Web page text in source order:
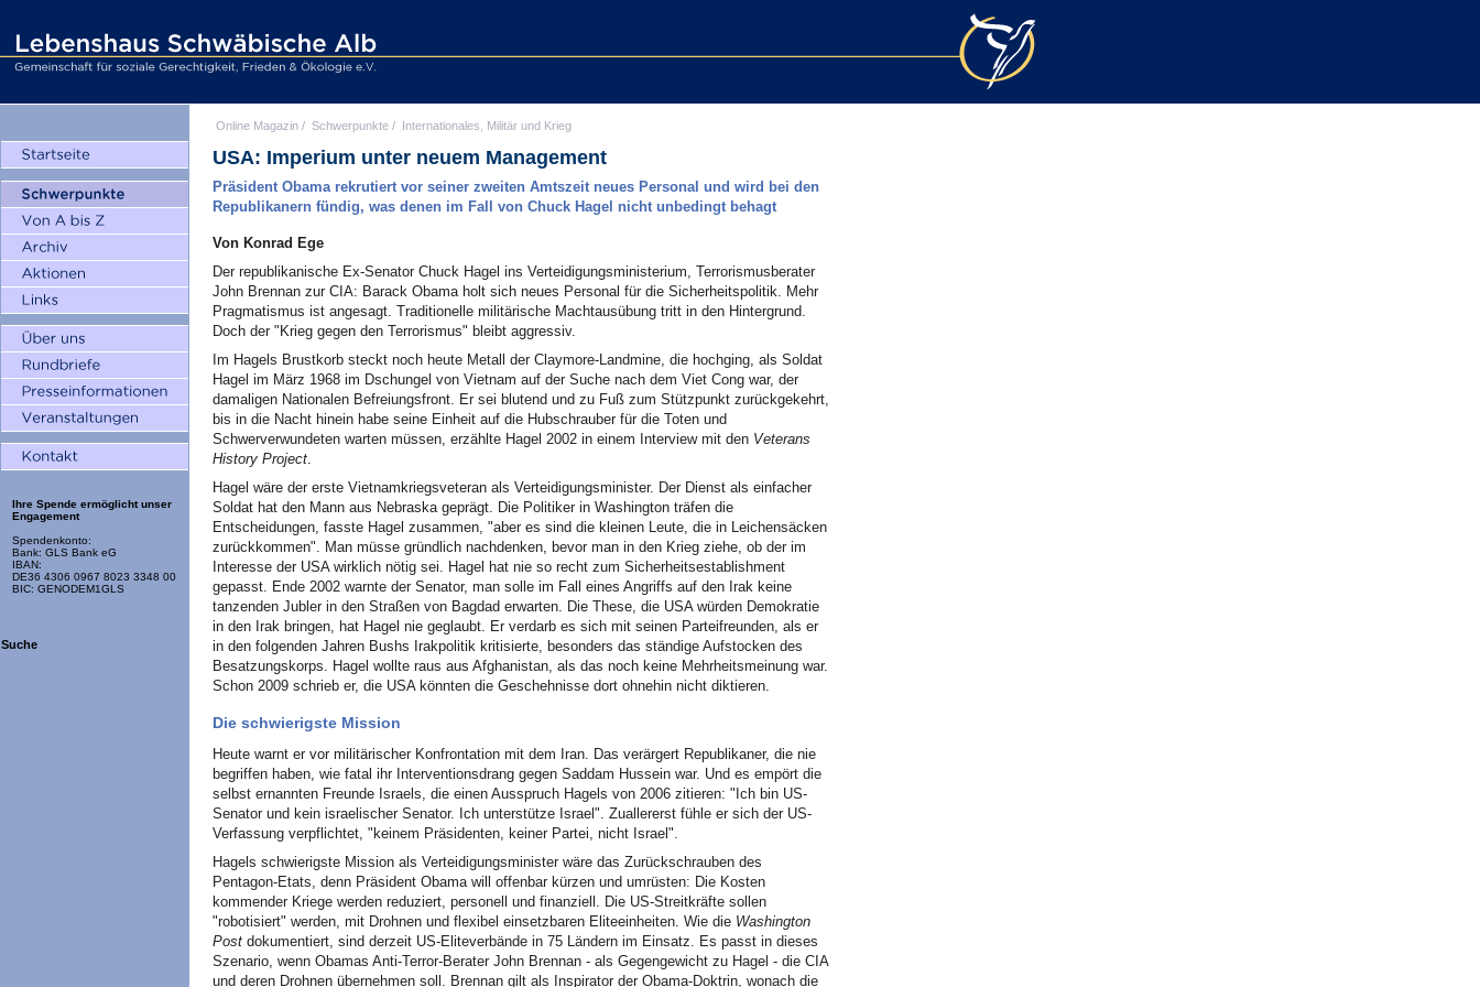
Ihre Spende ermöglicht unser
Engagement
Spendenkonto:
Bank: GLS Bank eG
IBAN:
DE36 4306 0967 8023 3348 00
BIC: GENODEM1GLS
Suche
Online Magazin / Schwerpunkte / Internationales, Militär und Krieg
USA: Imperium unter neuem Management
Präsident Obama rekrutiert vor seiner zweiten Amtszeit neues Personal und wird bei den
Republikanern fündig, was denen im Fall von Chuck Hagel nicht unbedingt behagt
Von Konrad Ege
Der republikanische Ex-Senator Chuck Hagel ins Verteidigungsministerium, Terrorismusberater
John Brennan zur CIA: Barack Obama holt sich neues Personal für die Sicherheitspolitik. Mehr
Pragmatismus ist angesagt. Traditionelle militärische Machtausübung tritt in den Hintergrund.
Doch der "Krieg gegen den Terrorismus" bleibt aggressiv.
Im Hagels Brustkorb steckt noch heute Metall der Claymore-Landmine, die hochging, als Soldat
Hagel im März 1968 im Dschungel von Vietnam auf der Suche nach dem Viet Cong war, der
damaligen Nationalen Befreiungsfront. Er sei blutend und zu Fuß zum Stützpunkt zurückgekehrt,
bis in die Nacht hinein habe seine Einheit auf die Hubschrauber für die Toten und
Schwerverwundeten warten müssen, erzählte Hagel 2002 in einem Interview mit den Veterans
History Project.
Hagel wäre der erste Vietnamkriegsveteran als Verteidigungsminister. Der Dienst als einfacher
Soldat hat den Mann aus Nebraska geprägt. Die Politiker in Washington träfen die
Entscheidungen, fasste Hagel zusammen, "aber es sind die kleinen Leute, die in Leichensäcken
zurückkommen". Man müsse gründlich nachdenken, bevor man in den Krieg ziehe, ob der im
Interesse der USA wirklich nötig sei. Hagel hat nie so recht zum Sicherheitsestablishment
gepasst. Ende 2002 warnte der Senator, man solle im Fall eines Angriffs auf den Irak keine
tanzenden Jubler in den Straßen von Bagdad erwarten. Die These, die USA würden Demokratie
in den Irak bringen, hat Hagel nie geglaubt. Er verdarb es sich mit seinen Parteifreunden, als er
in den folgenden Jahren Bushs Irakpolitik kritisierte, besonders das ständige Aufstocken des
Besatzungskorps. Hagel wollte raus aus Afghanistan, als das noch keine Mehrheitsmeinung war.
Schon 2009 schrieb er, die USA könnten die Geschehnisse dort ohnehin nicht diktieren.
Die schwierigste Mission
Heute warnt er vor militärischer Konfrontation mit dem Iran. Das verärgert Republikaner, die nie
begriffen haben, wie fatal ihr Interventionsdrang gegen Saddam Hussein war. Und es empört die
selbst ernannten Freunde Israels, die einen Ausspruch Hagels von 2006 zitieren: "Ich bin US-
Senator und kein israelischer Senator. Ich unterstütze Israel". Zuallererst fühle er sich der US-
Verfassung verpflichtet, "keinem Präsidenten, keiner Partei, nicht Israel".
Hagels schwierigste Mission als Verteidigungsminister wäre das Zurückschrauben des
Pentagon-Etats, denn Präsident Obama will offenbar kürzen und umrüsten: Die Kosten
kommender Kriege werden reduziert, personell und finanziell. Die US-Streitkräfte sollen
"robotisiert" werden, mit Drohnen und flexibel einsetzbaren Eliteeinheiten. Wie die Washington
Post dokumentiert, sind derzeit US-Eliteverbände in 75 Ländern im Einsatz. Es passt in dieses
Szenario, wenn Obamas Anti-Terror-Berater John Brennan - als Gegengewicht zu Hagel - die CIA
und deren Drohnen übernehmen soll. Brennan gilt als Inspirator der Obama-Doktrin, wonach die